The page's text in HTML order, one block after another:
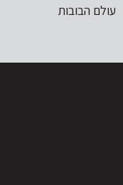
עולם הבובות